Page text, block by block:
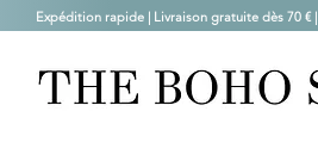
Expédition rapide | Livraison gratuite dès 70 € |